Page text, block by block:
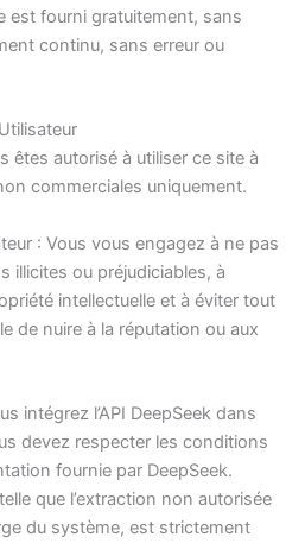
est fourni gratuitement, sans
continu, sans erreur ou
êtes autorisé à utiliser ce site à
commerciales uniquement.
: Vous vous engagez à ne pas
illicites ou préjudiciables, à
intellectuelle et à éviter tout
de nuire à la réputation ou aux
intégrez l’API DeepSeek dans
devez respecter les conditions
fournie par DeepSeek.
que l’extraction non autorisée
du système, est strictement